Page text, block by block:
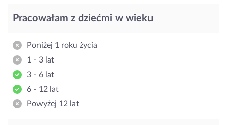
Pracowałam z dziećmi w wieku
Poniżej 1 roku życia
1 - 3 lat
3 - 6 lat
6 - 12 lat
Powyżej 12 lat